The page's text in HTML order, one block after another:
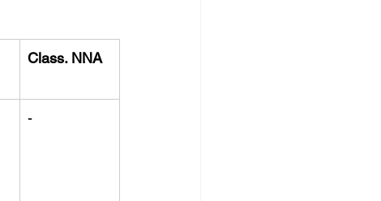
Class. NNA
-